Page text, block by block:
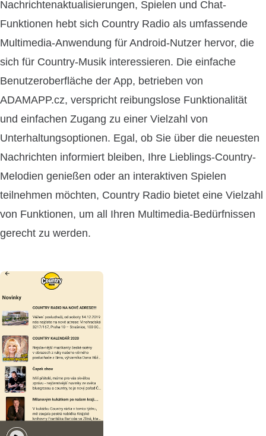
Nachrichtenaktualisierungen, Spielen und Chat-
Funktionen hebt sich Country Radio als umfassende
Multimedia-Anwendung für Android-Nutzer hervor, die
sich für Country-Musik interessieren. Die einfache
Benutzeroberfläche der App, betrieben von
ADAMAPP.cz, verspricht reibungslose Funktionalität
und einfachen Zugang zu einer Vielzahl von
Unterhaltungsoptionen. Egal, ob Sie über die neuesten
Nachrichten informiert bleiben, Ihre Lieblings-Country-
Melodien genießen oder an interaktiven Spielen
teilnehmen möchten, Country Radio bietet eine Vielzahl
von Funktionen, um all Ihren Multimedia-Bedürfnissen
gerecht zu werden.